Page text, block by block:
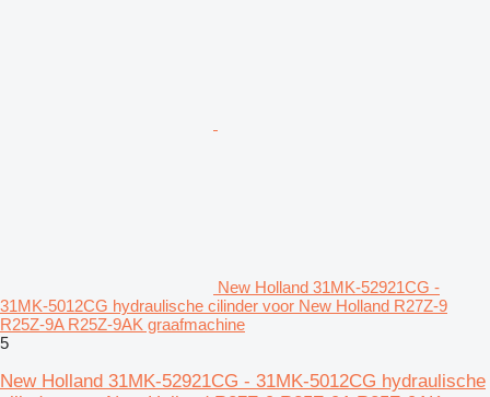
New Holland 31MK-52921CG -
31MK-5012CG hydraulische cilinder voor New Holland R27Z-9
R25Z-9A R25Z-9AK graafmachine
5
New Holland 31MK-52921CG - 31MK-5012CG hydraulische